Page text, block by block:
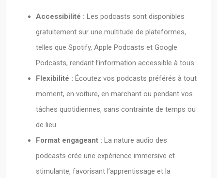
Accessibilité : Les podcasts sont disponibles
gratuitement sur une multitude de plateformes,
telles que Spotify, Apple Podcasts et Google
Podcasts, rendant l’information accessible à tous.
Flexibilité : Écoutez vos podcasts préférés à tout
moment, en voiture, en marchant ou pendant vos
tâches quotidiennes, sans contrainte de temps ou
de lieu.
Format engageant : La nature audio des
podcasts crée une expérience immersive et
stimulante, favorisant l’apprentissage et la